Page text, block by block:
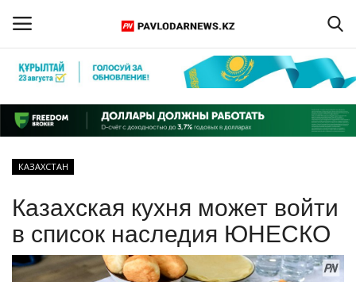
Регистрация
Главная
ПАВЛОДАРСКАЯ ОБЛАСТЬ
КАЗАХСТАН
КАЗАХСТАН
Казахская кухня может войти
в список наследия ЮНЕСКО